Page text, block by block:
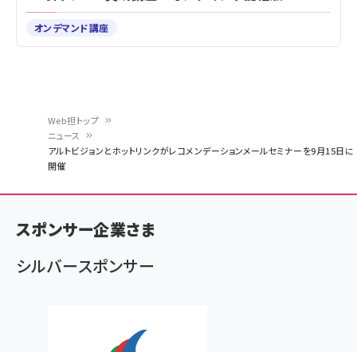
く
ず
Web担トップ
ニュース
アルトビジョンとホットリンクがレコメンデーションメールセミナーを9月15日に
開催
オンデマンド講座
スポンサー企業さま
シルバースポンサー